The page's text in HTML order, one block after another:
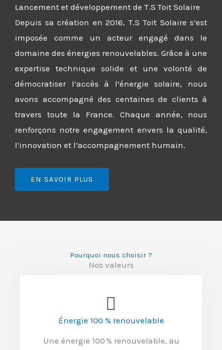
Lancement et développement de T.S Toit Solaire
Depuis sa création en 2016, T.S Toit Solaire s’est
imposée comme un acteur engagé dans le
domaine des énergies renouvelables. Grâce à une
expertise technique solide et une volonté de
démocratiser l’accès à l’énergie solaire, nous
avons accompagné des centaines de clients à
travers toute la France. Chaque année, nous
renforçons notre engagement envers la qualité,
l’innovation et l’accompagnement humain.
EN SAVOIR PLUS
Pourquoi nous choisir ?
Nos valeurs
Énergie 100 % renouvelable
Une énergie 100 % renouvelable, au